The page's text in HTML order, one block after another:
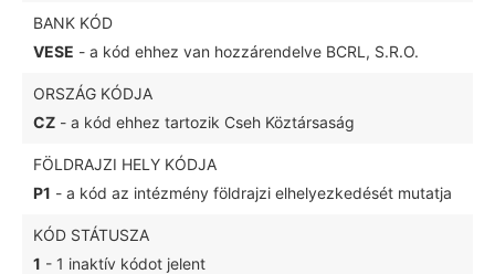
BANK KÓD
VESE - a kód ehhez van hozzárendelve BCRL, S.R.O.
ORSZÁG KÓDJA
CZ - a kód ehhez tartozik Cseh Köztársaság
FÖLDRAJZI HELY KÓDJA
P1 - a kód az intézmény földrajzi elhelyezkedését mutatja
KÓD STÁTUSZA
1 - 1 inaktív kódot jelent